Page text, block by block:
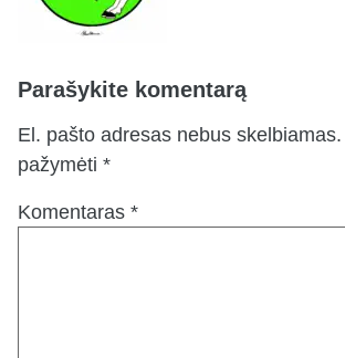
Parašykite komentarą
El. pašto adresas nebus skelbiamas.
pažymėti *
Komentaras *